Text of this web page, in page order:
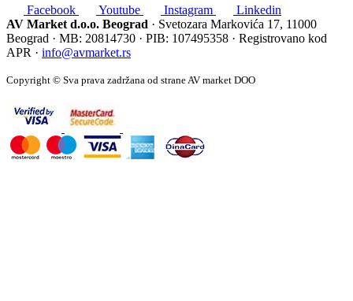
Facebook Youtube Instagram
Linkedin
AV Market d.o.o. Beograd · Svetozara Markovića 17, 11000
Beograd · MB: 20814730 · PIB: 107495358 · Registrovano kod
APR · info@avmarket.rs
Copyright © Sva prava zadržana od strane AV market DOO